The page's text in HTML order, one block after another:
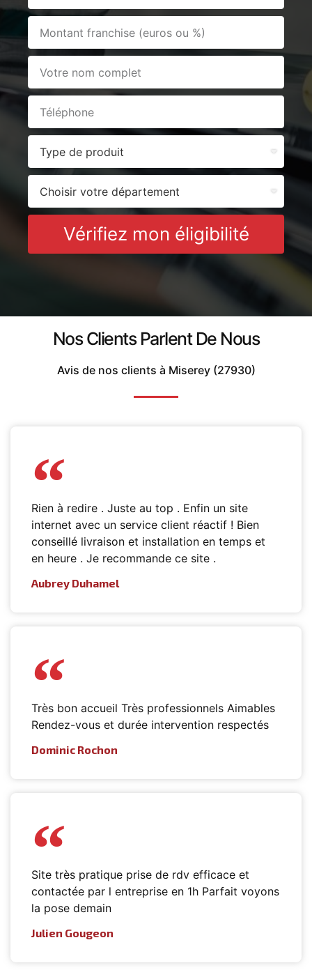
Vérifiez mon éligibilité
Nos Clients Parlent De Nous
Avis de nos clients à Miserey (27930)
Rien à redire . Juste au top . Enfin un site
internet avec un service client réactif ! Bien
conseillé livraison et installation en temps et
en heure . Je recommande ce site .
Aubrey Duhamel
Très bon accueil Très professionnels Aimables
Rendez-vous et durée intervention respectés
Dominic Rochon
Site très pratique prise de rdv efficace et
contactée par l entreprise en 1h Parfait voyons
la pose demain
Julien Gougeon